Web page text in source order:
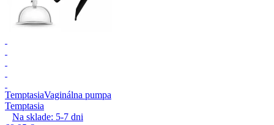
TemptasiaVaginálna pumpa
Temptasia
Na sklade: 5-7 dni